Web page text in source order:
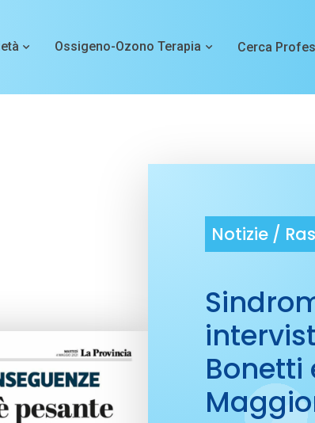
Ossigeno-Ozono Terapia Cerca
Notizie /
Bonetti